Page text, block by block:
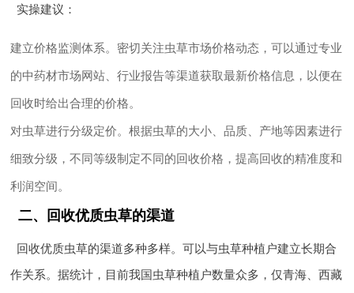
实操建议 ：
建立价格监测体系。密切关注虫草市场价格动态，可以通过专业
的中药材市场网站、行业报告等渠道获取最新价格信息，以便在
回收时给出合理的价格。
对虫草进行分级定价。根据虫草的大小、品质、产地等因素进行
细致分级，不同等级制定不同的回收价格，提高回收的精准度和
利润空间。
二、回收优质虫草的渠道
回收优质虫草的渠道多种多样。可以与虫草种植户建立长期合
作关系。据统计，目前我国虫草种植户数量众多，仅青海、西藏